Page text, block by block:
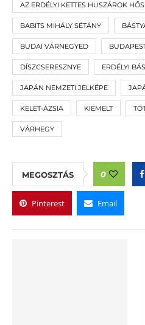
AZ ERDÉLYI KETTES HUSZÁROK
BABITS MIHÁLY SÉTÁNY
BUDAI VÁRNEGYED
DÍSZCSERESZNYE ERDÉLYI
JAPÁN NEMZETI JELKÉPE
KELET-ÁZSIA KIEMELT
VÁRHEGY
MEGOSZTÁS 0
Pinterest Email